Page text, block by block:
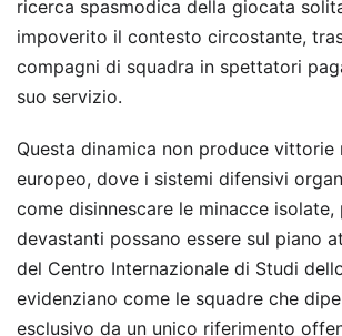
ricerca spasmodica della giocata
impoverito il contesto circostante,
compagni di squadra in spettatori
suo servizio.
Questa dinamica non produce
europeo, dove i sistemi difensivi
come disinnescare le minacce isolate,
devastanti possano essere sul piano
del Centro Internazionale di Studi
evidenziano come le squadre che
esclusivo da un unico riferimento